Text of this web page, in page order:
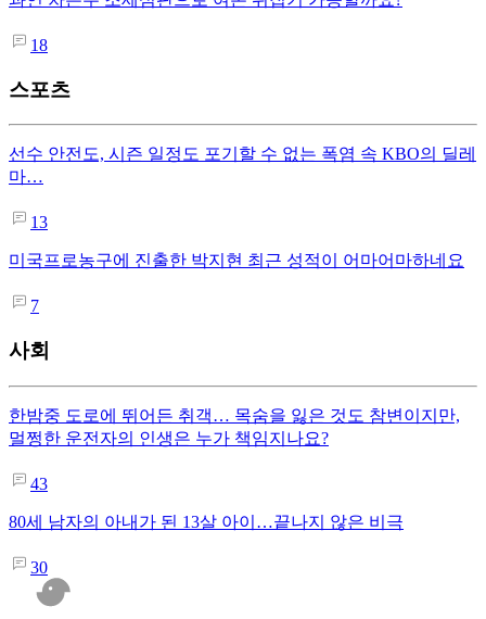
18
스포츠
선수 안전도, 시즌 일정도 포기할 수 없는 폭염 속 KBO의 딜레
마…
13
미국프로농구에 진출한 박지현 최근 성적이 어마어마하네요
7
사회
한밤중 도로에 뛰어든 취객… 목숨을 잃은 것도 참변이지만,
멀쩡한 운전자의 인생은 누가 책임지나요?
43
80세 남자의 아내가 된 13살 아이…끝나지 않은 비극
30